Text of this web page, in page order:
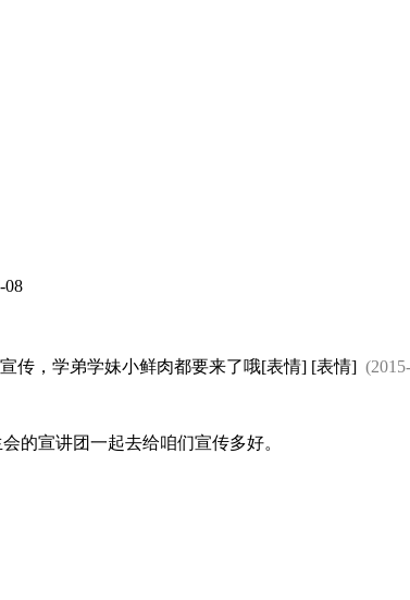
08
传，学弟学妹小鲜肉都要来了哦[表情] [表情]
的宣讲团一起去给咱们宣传多好。